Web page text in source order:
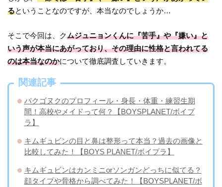
るということなのですが、本当なのでしょうか…
そこで今回は、クムジュニョンくんに『苦手』や『嫌い』と
いう声が本当にあがっており、その理由に性格と言われてる
のは本当なのかについて徹底調査していきます。
関連記事
パクゴヌクのプロフィール・身長・体重・練習生期
間！高校やメイドって何？【BOYSPLANET/ボイプ
ラ】
キムギュビンの目と鼻は整形って本当？過去の画像と
比較してみた！【BOYS PLANET/ボイプラ】
キムギュビンはカンミニorソンガンどっちに似てる？
顔タイプや骨格から調べてみた！【BOYSPLANET/ボ